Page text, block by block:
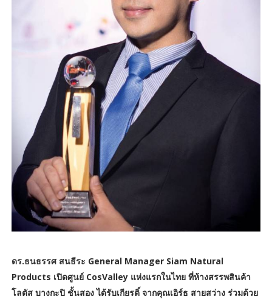
ดร.ธนธรรศ สนธีระ General Manager Siam Natural
Products เปิดศูนย์ CosValley แห่งแรกในไทย ที่ห้างสรรพสินค้า
โลตัส บางกะปิ ชั้นสอง ได้รับเกียรติ์ จากคุณเอิร์ธ สายสว่าง ร่วมด้วย